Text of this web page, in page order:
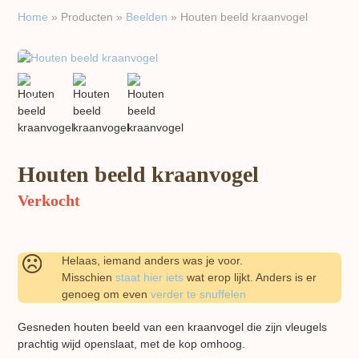
Home » Producten » Beelden » Houten beeld kraanvogel
previous
slide
slide
Houten beeld kraanvogel
Verkocht
Helaas, iemand anders was je voor.
Misschienstaat hier iets wat erop lijkt. Anders is er
genoeg om evenverder te snuffelen
Gesneden houten beeld van een kraanvogel die zijn vleugels
prachtig wijd openslaat, met de kop omhoog.